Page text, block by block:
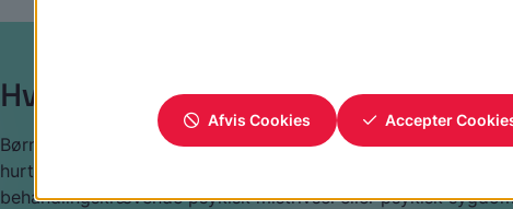
Hvad er Børn og unge i fokus?
Børn og unge i fokus er en del af projektet Bedst for Os,
hurtigere udredning og mere og bedre behandling i tide til
behandlingskrævende psykisk mistrivsel eller psykisk